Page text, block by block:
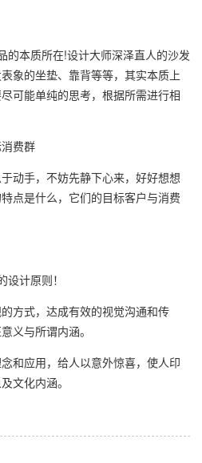
的本质所在!设计大师深泽直人的沙发
象的坐垫、靠背等等，其实本质上
可能单纯的思考，根据所需进行相
费群
动手，不妨先静下心来，好好想想
点是什么，它们的目标客户与消费
计原则！
方式，达成有效的视觉沟通和传
义与所谓内涵。
和应用，给人以意外惊喜，使人印
文化内涵。